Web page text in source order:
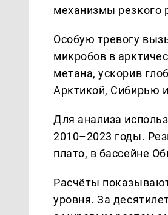
механизмы резкого
Особую тревогу
микробов в
метана, ускорив
Арктикой, Сибирью
Для анализа
2010–2023 годы.
плато, в бассейне
Расчёты
уровня. За